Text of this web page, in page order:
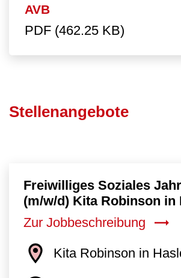
AVB
PDF (462.25 KB)
Stellenangebote
Freiwilliges Soziales
(m/w/d) Kita Robinson in
Zur Jobbeschreibung
Kita Robinson in